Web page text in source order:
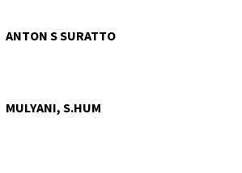
ANTON S SURATTO
MULYANI, S.HUM